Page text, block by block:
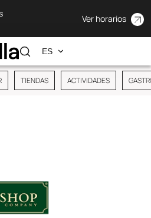
Ver horarios
TIENDAS ACTIVIDADES